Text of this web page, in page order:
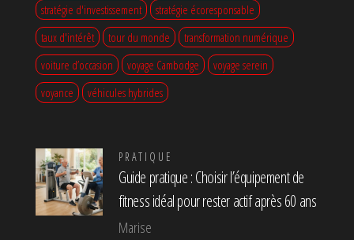
stratégie d'investissement
stratégie écoresponsable
taux d'intérêt
tour du monde
transformation numérique
voiture d’occasion
voyage Cambodge
voyage serein
voyance
véhicules hybrides
PRATIQUE
Guide pratique : Choisir l’équipement de
fitness idéal pour rester actif après 60 ans
Marise